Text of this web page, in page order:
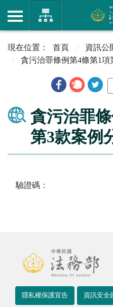
首頁
資訊公
貪污治罪條例第4條第1項
貪污治罪
第3款案例
驗證碼：
隱私權保護宣告 資訊安全